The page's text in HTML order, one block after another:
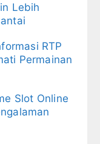
Lebih
RTP
Permainan
Slot Online